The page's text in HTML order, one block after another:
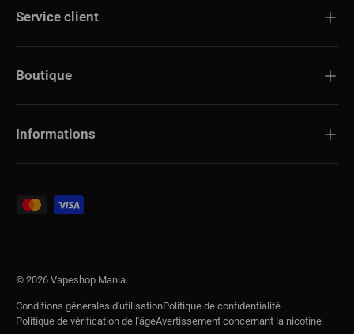
Service client
Boutique
Informations
Modes de paiement acceptés
© 2026 Vapeshop Mania.
Conditions générales d'utilisationPolitique de confidentialité
Politique de vérification de l'âgeAvertissement concernant la nicotine